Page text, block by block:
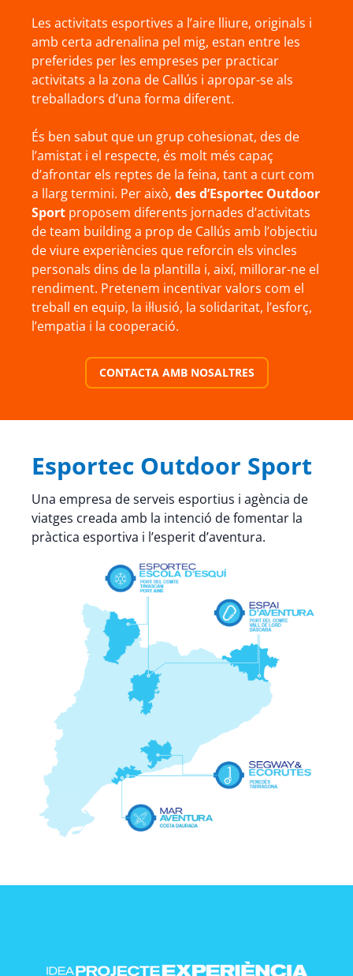
Les activitats esportives a l’aire lliure, originals i
amb certa adrenalina pel mig, estan entre les
preferides per les empreses per practicar
activitats a la zona de Callús i apropar-se als
treballadors d’una forma diferent.
És ben sabut que un grup cohesionat, des de
l’amistat i el respecte, és molt més capaç
d’afrontar els reptes de la feina, tant a curt com
a llarg termini. Per això, des d’Esportec Outdoor
Sport proposem diferents jornades d’activitats
de team building a prop de Callús amb l’objectiu
de viure experiències que reforcin els vincles
personals dins de la plantilla i, així, millorar-ne el
rendiment. Pretenem incentivar valors com el
treball en equip, la il·lusió, la solidaritat, l’esforç,
l’empatia i la cooperació.
CONTACTA AMB NOSALTRES
Esportec Outdoor Sport
Una empresa de serveis esportius i agència de
viatges creada amb la intenció de fomentar la
pràctica esportiva i l’esperit d’aventura.